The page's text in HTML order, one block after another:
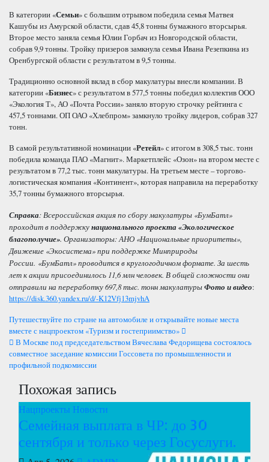
В категории «Семьи» с большим отрывом победила семья Матвея
Кашубы из Амурской области, сдав 45,8 тонны бумажного вторсырья.
Второе место заняла семья Юлии Горбач из Новгородской области,
собрав 9,9 тонны. Тройку призеров замкнула семья Ивана Резепкина из
Оренбургской области с результатом в 9,5 тонны.
Традиционно основной вклад в сбор макулатуры внесли компании. В
категории «Бизнес» с результатом в 577,5 тонны победил коллектив ООО
«Экология Т», АО «Почта России» заняло вторую строчку рейтинга с
457,5 тоннами. ОП ОАО «Хлебпром» замкнуло тройку лидеров, собрав 327
тонн.
В самой результативной номинации «Ретейл» с итогом в 308,5 тыс. тонн
победила команда ПАО «Магнит». Маркетплейс «Озон» на втором месте с
результатом в 77,2 тыс. тонн макулатуры. На третьем месте – торгово-
логистическая компания «Континент», которая направила на переработку
35,7 тонны бумажного вторсырья.
Справка: Всероссийская акция по сбору макулатуры «БумБатл»
проходит в поддержкунационального проекта «Экологическое
благополучие». Организаторы: АНО «Национальные приоритеты»,
Движение «Экосистема» при поддержке Минприроды
России. «БумБатл» проводится в круглогодичном формате. За шесть
лет к акции присоединилось 11,6 млн человек. В общей сложности они
отправили на переработку 697,8 тыс. тонн макулатурыФото и видео:
https://disk.360.yandex.ru/d/-K12Vfj13mjvhA
Навигация
по
записям
Путешествуйте по стране на автомобиле и открывайте новые места
вместе с нацпроектом «Туризм и гостеприимство»
В Москве под председательством Вячеслава Федорищева состоялось
совместное заседание комиссии Госсовета по промышленности и
профильной подкомиссии
Похожая запись
Нацпроекты Новости
Семейная выплата в ЧР: до 30
сентября и только через Госуслуги.